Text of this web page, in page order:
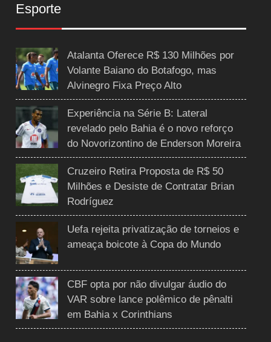
Esporte
Atalanta Oferece R$ 130 Milhões por
Volante Baiano do Botafogo, mas
Alvinegro Fixa Preço Alto
Experiência na Série B: Lateral
revelado pelo Bahia é o novo reforço
do Novorizontino de Enderson Moreira
Cruzeiro Retira Proposta de R$ 50
Milhões e Desiste de Contratar Brian
Rodríguez
Uefa rejeita privatização de torneios e
ameaça boicote à Copa do Mundo
CBF opta por não divulgar áudio do
VAR sobre lance polêmico de pênalti
em Bahia x Corinthians